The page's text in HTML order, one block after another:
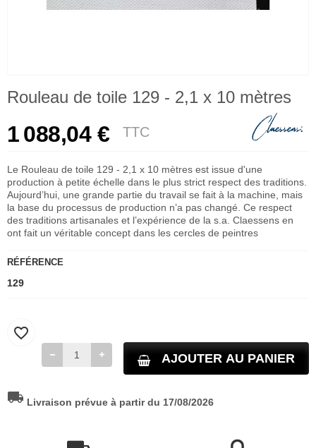
Rouleau de toile 129 - 2,1 x 10 mètres
1 088,04 € TTC
Le Rouleau de toile 129 - 2,1 x 10 mètres est issue d'une
production à petite échelle dans le plus strict respect des traditions.
Aujourd’hui, une grande partie du travail se fait à la machine, mais
la base du processus de production n’a pas changé. Ce respect
des traditions artisanales et l’expérience de la s.a. Claessens en
ont fait un véritable concept dans les cercles de peintres
RÉFÉRENCE
129
AJOUTER AU PANIER
favorite_border
local_shipping Livraison prévue à partir du 17/08/2026